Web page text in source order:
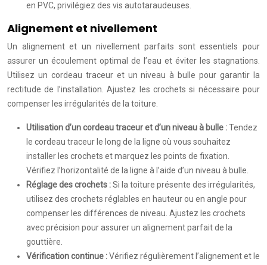
en PVC, privilégiez des vis autotaraudeuses.
Alignement et nivellement
Un alignement et un nivellement parfaits sont essentiels pour
assurer un écoulement optimal de l’eau et éviter les stagnations.
Utilisez un cordeau traceur et un niveau à bulle pour garantir la
rectitude de l’installation. Ajustez les crochets si nécessaire pour
compenser les irrégularités de la toiture.
Utilisation d’un cordeau traceur et d’un niveau à bulle :Tendez
le cordeau traceur le long de la ligne où vous souhaitez
installer les crochets et marquez les points de fixation.
Vérifiez l’horizontalité de la ligne à l’aide d’un niveau à bulle.
Réglage des crochets :Si la toiture présente des irrégularités,
utilisez des crochets réglables en hauteur ou en angle pour
compenser les différences de niveau. Ajustez les crochets
avec précision pour assurer un alignement parfait de la
gouttière.
Vérification continue :Vérifiez régulièrement l’alignement et le